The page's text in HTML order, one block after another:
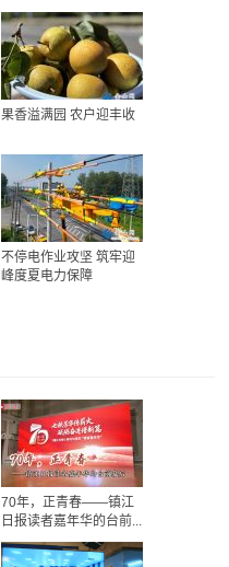
果香溢满园 农户迎丰收
不停电作业攻坚 筑牢迎
峰度夏电力保障
70年，正青春——镇江
日报读者嘉年华的台前...